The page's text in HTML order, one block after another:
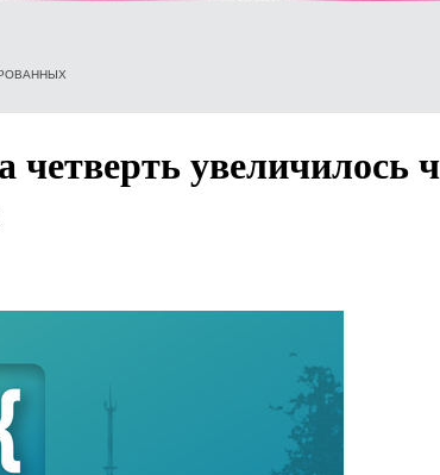
четверть увеличилось